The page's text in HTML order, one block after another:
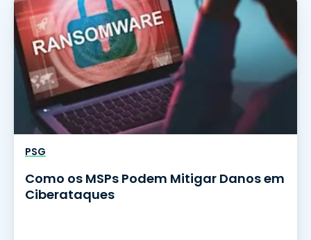
PSG
Como os MSPs Podem Mitigar Danos em
Ciberataques